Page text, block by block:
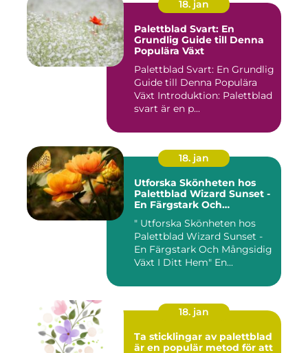
18. jan
Palettblad Svart: En
Grundlig Guide till Denna
Populära Växt
Palettblad Svart: En Grundlig
Guide till Denna Populära
Växt Introduktion: Palettblad
svart är en p...
18. jan
Utforska Skönheten hos
Palettblad Wizard Sunset -
En Färgstark Och
" Utforska Skönheten hos
Palettblad Wizard Sunset -
En Färgstark Och Mångsidig
Växt I Ditt Hem" En...
18. jan
Ta sticklingar av palettblad
är en populär metod för att